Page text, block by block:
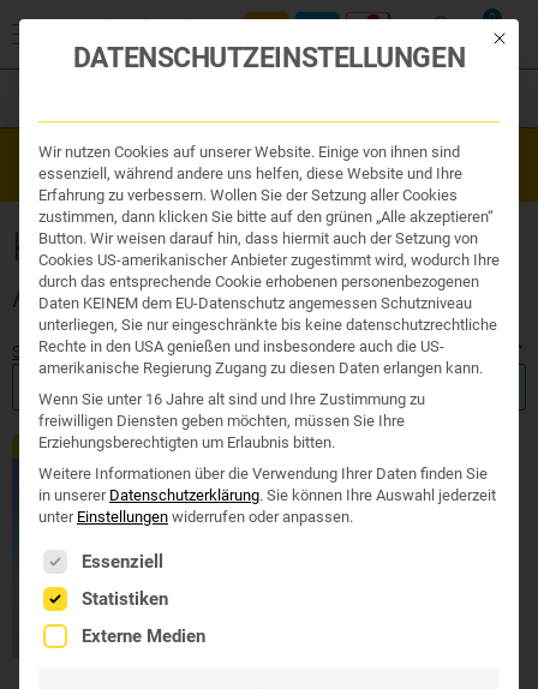
0
Organe & Organ Uhr
Traditionelle Medizin
Nahrungsergänzung
Kosmetik und Hygiene
Ihr Apotheker
Westend Online-Shop: Sicher, schnell und 24/7 für Sie da!
Gratisversand ab €50
KOLLAGENPULVER GEGEN
ARTHROSE
Start/ Produkte verschlagwortet mit „kollagenpulver gegen arthrose“
Exklusiv
Mit
DATENSCHUTZEINSTELLUNGEN
Wir nutzen Cookies auf unserer Website. Einige von ihnen sind
essenziell, während andere uns helfen, diese Website und Ihre
Erfahrung zu verbessern. Wollen Sie der Setzung aller Cookies
zustimmen, dann klicken Sie bitte auf den grünen „Alle akzeptieren“
Button. Wir weisen darauf hin, dass hiermit auch der Setzung von
Cookies US-amerikanischer Anbieter zugestimmt wird, wodurch Ihre
durch das entsprechende Cookie erhobenen personenbezogenen
Daten KEINEM dem EU-Datenschutz angemessen Schutzniveau
unterliegen, Sie nur eingeschränkte bis keine datenschutzrechtliche
Rechte in den USA genießen und insbesondere auch die US-
amerikanische Regierung Zugang zu diesen Daten erlangen kann.
Wenn Sie unter 16 Jahre alt sind und Ihre Zustimmung zu
freiwilligen Diensten geben möchten, müssen Sie Ihre
Erziehungsberechtigten um Erlaubnis bitten.
Weitere Informationen über die Verwendung Ihrer Daten finden Sie
in unserer Datenschutzerklärung. Sie können Ihre Auswahl jederzeit
unter Einstellungen widerrufen oder anpassen.
Es folgt eine Liste der Service-Gruppen, für die eine
Essenziell
Statistiken
Externe Medien